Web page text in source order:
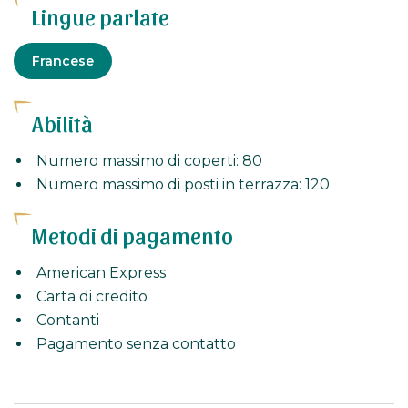
Lingue parlate
Francese
Abilità
Numero massimo di coperti: 80
Numero massimo di posti in terrazza: 120
Metodi di pagamento
American Express
Carta di credito
Contanti
Pagamento senza contatto